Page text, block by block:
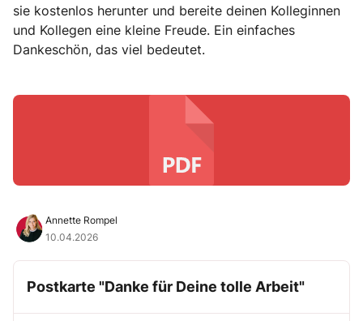
sie kostenlos herunter und bereite deinen Kolleginnen
und Kollegen eine kleine Freude. Ein einfaches
Dankeschön, das viel bedeutet.
Annette Rompel
10.04.2026
Postkarte "Danke für Deine tolle Arbeit"